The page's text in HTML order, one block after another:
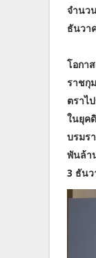
จำนว
ธันวา
โอกา
ราชกุ
ตราไ
ในยุค
บรมร
พันล้า
3 ธัน